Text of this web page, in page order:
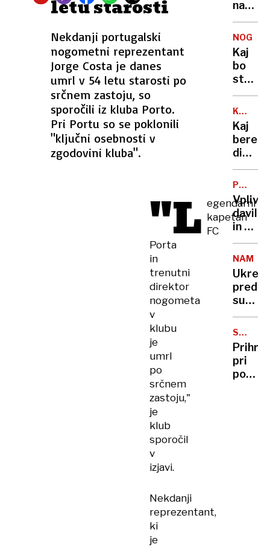
letu starosti
Nekdanji portugalski
nogometni reprezentant
Jorge Costa je danes
umrl v 54 letu starosti po
srčnem zastoju, so
sporočili iz kluba Porto.
Pri Portu so se poklonili
"ključni osebnosti v
zgodovini kluba".
"L egendarni
kapetan
FC
Porta
in
trenutni
direktor
nogometa
v
klubu
je
umrl
po
srčnem
zastoju,"
je
klub
sporočil
v
izjavi.
Nekdanji
reprezentant,
ki
je
so
so
globe
pri
nas?
na
doživel
kap,
bori
se
za
Kaj
bo
storil
Šeško?
V
igri
sta
in
United
KNJIGE
IN
SLAVNI
Kaj
bere
med
in
POTEKA
davil
in z
nožem
moža,
zdaj
so
ga
našli
Ukrepi
pred
sušo:
Uspeh
od
pri